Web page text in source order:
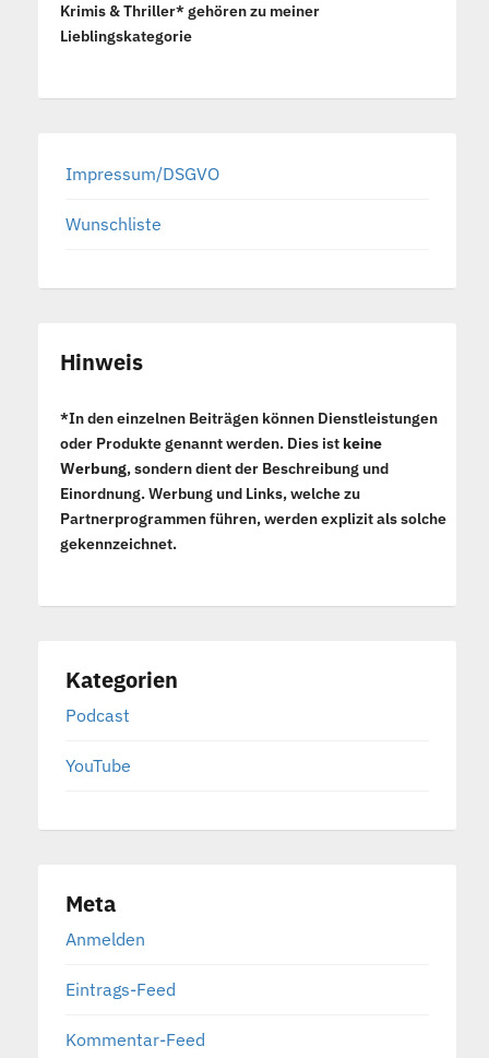
Krimis & Thriller* gehören zu meiner
Lieblingskategorie
Impressum/DSGVO
Wunschliste
Hinweis
*In den einzelnen Beiträgen können Dienstleistungen
oder Produkte genannt werden. Dies ist keine
Werbung, sondern dient der Beschreibung und
Einordnung. Werbung und Links, welche zu
Partnerprogrammen führen, werden explizit als solche
gekennzeichnet.
Kategorien
Podcast
YouTube
Meta
Anmelden
Eintrags-Feed
Kommentar-Feed